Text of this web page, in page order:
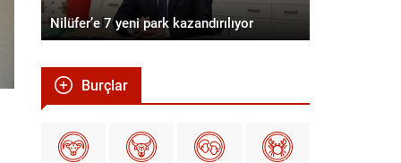
Nilüfer’e 7 yeni park kazandırılıyor
Burçlar